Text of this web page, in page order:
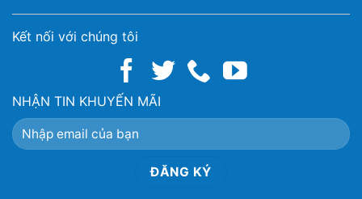
Kết nối với chúng tôi
NHẬN TIN KHUYẾN MÃI